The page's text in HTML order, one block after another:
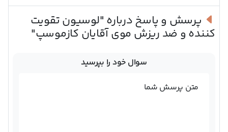
پرسش و پاسخ درباره "لوسیون تقویت
کننده و ضد ریزش موی آقایان کازموسپ"
سوال خود را بپرسید
متن پرسش شما